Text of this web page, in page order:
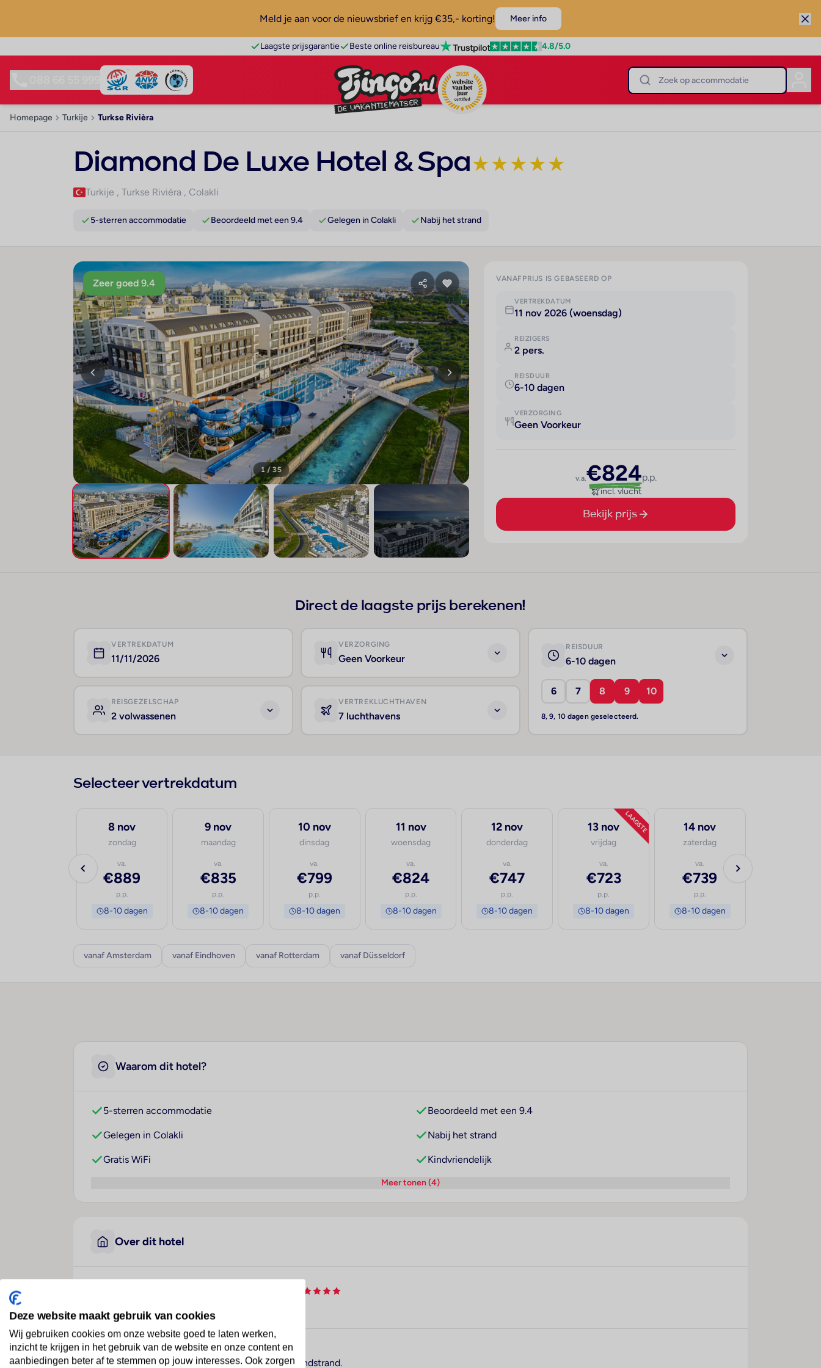
Meld je aan voor de nieuwsbrief en krijg €35,- korting! Meer info
Laagste prijsgarantie Beste online reisbureau 4.8/5.0
Homepage Turkije Turkse Rivièra
Diamond De Luxe Hotel & Spa★★★★★
Turkije , Turkse Rivièra , Colakli
5-sterren accommodatie Beoordeeld met een 9.4 Gelegen in Colakli Nabij het strand
Zeer goed 9.4
1 / 35
VANAFPRIJS IS GEBASEERD OP
VERTREKDATUM
11 nov 2026 (woensdag)
REIZIGERS
2 pers.
REISDUUR
6-10 dagen
VERZORGING
Geen Voorkeur
v.a.€824p.p.
incl. vlucht
Bekijk prijs
Direct de laagste prijs berekenen!
VERTREKDATUM
11/11/2026
VERZORGING
Geen Voorkeur
REISDUUR
6-10 dagen
6 7 8 9 10
8, 9, 10 dagen geselecteerd.
REISGEZELSCHAP
2 volwassenen
VERTREKLUCHTHAVEN
7 luchthavens
Selecteer vertrekdatum
8 nov
zondag
va.
€889
p.p.
8-10 dagen
9 nov
maandag
va.
€835
p.p.
8-10 dagen
10 nov
dinsdag
va.
€799
p.p.
8-10 dagen
11 nov
woensdag
va.
€824
p.p.
8-10 dagen
12 nov
donderdag
va.
€747
p.p.
8-10 dagen
LAAGSTE
13 nov
vrijdag
va.
€723
p.p.
8-10 dagen
14 nov
zaterdag
va.
€739
p.p.
8-10 dagen
vanaf Amsterdam vanaf Eindhoven vanaf Rotterdam vanaf Düsseldorf
Waarom dit hotel?
5-sterren accommodatie Beoordeeld met een 9.4
Gelegen in Colakli Nabij het strand
Gratis WiFi Kindvriendelijk
Meer tonen (4)
Over dit hotel
Turkije · Turkse Rivièra · Colakli
Ligging
Dit hotel bevindt zich in Colakli, direct aan het zandstrand.
Deze website maakt gebruik van cookies
Wij gebruiken cookies om onze website goed te laten werken,
inzicht te krijgen in het gebruik van de website en onze content en
aanbiedingen beter af te stemmen op jouw interesses. Ook zorgen